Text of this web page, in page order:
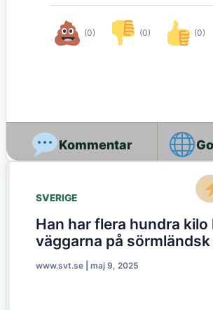
(0) (0) (0)
SVERIGE
Han har flera hundra kilo
väggarna på sörmländsk
www.svt.se maj 9, 2025